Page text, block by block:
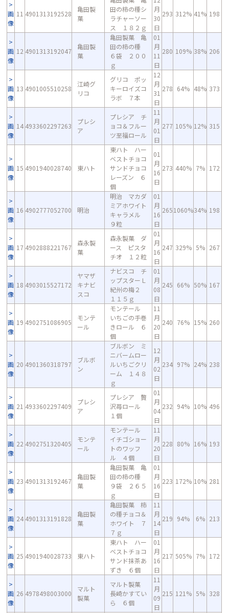
画
像
11 4901313192528
亀田製
菓
田の柿の種シ
ラチャーソー
ス １８２ｇ
月
30
日
293 312% 41% 198
画
像
12 4901313192047
亀田製
菓
亀田製菓 亀
田の柿の種
６袋 ２００
ｇ
01
月
11
日
280 109% 38% 206
画
像
13 4901005510258
江崎グ
リコ
グリコ ポッ
キーロイズコ
ラボ ７本
12
月
31
日
278 64% 48% 373
画
像
14 4933602297263
プレシ
ア
プレシア チ
ョコ＆フルー
ツ至福ロール
11
月
01
日
277 105% 12% 315
画
像
15 4901940028740 東ハト
東ハト ハー
ベストチョコ
サンドチョコ
レーズン ６
個
01
月
16
日
273 440% 7% 172
画
像
16 4902777052700 明治
明治 マカダ
ミアホワイト
キャラメル
９粒
01
月
16
日
2651060%34% 198
画
像
17 4902888221767
森永製
菓
森永製菓 ダ
ース ピスタ
チオ １２粒
01
月
16
日
247 329% 5% 267
画
像
18 4903015527172
ヤマザ
キナビ
スコ
ナビスコ チ
ップスターＬ
紀州の梅２
１１５ｇ
01
月
08
日
245 66% 50% 167
画
像
19 4902751086905
モンテ
ール
モンテール
いちごの手巻
きロール ６
個
11
月
20
日
240 76% 15% 260
画
像
20 4901360318797
ブルボ
ン
ブルボン ミ
ニバームロー
ルいちごクリ
ーム １４８
ｇ
12
月
02
日
234 97% 24% 238
画
像
21 4933602297409
プレシ
ア
プレシア 贅
沢苺ロール
１個
01
月
04
日
232 94% 10% 496
画
像
22 4902751320405
モンテ
ール
モンテール
イチゴショー
トのワッフ
ル ４個
11
月
20
日
228 80% 16% 193
画
像
23 4901313192467
亀田製
菓
亀田製菓 亀
田の柿の種
９袋 ２６５
ｇ
01
月
16
日
223 172% 10% 281
画
像
24 4901313191828
亀田製
菓
亀田製菓 柿
の種チョコ＆
ホワイト ７
７ｇ
11
月
14
日
219 94% 6% 213
画
像
25 4901940028733 東ハト
東ハト ハー
ベストチョコ
サンド抹茶あ
ずき ６個
01
月
16
日
217 505% 7% 172
画
像
26 4978498003000
マルト
製菓
マルト製菓
長崎かすてい
ら ６個
11
月
09
日
215 121% 5% 328